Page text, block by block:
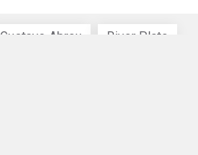
Gustavo Abreu
River Plate